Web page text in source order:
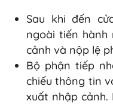
Sau khi đến
ngoài tiến hành
cảnh và nộp lệ
Bộ phận tiếp
chiếu thông tin
xuất nhập cảnh.